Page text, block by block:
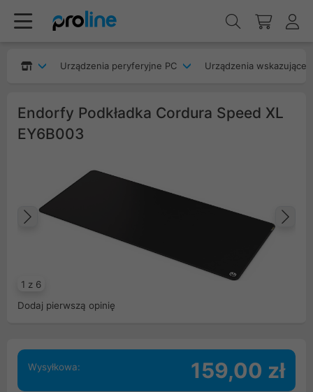
Urządzenia peryferyjne PC Urządzenia wskazujące
Endorfy Podkładka Cordura Speed XL
EY6B003
1 z 6
Poprzedni
Dodaj pierwszą opinię
Wysyłkowa: 159,00 zł